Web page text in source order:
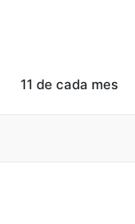
11 de cada mes